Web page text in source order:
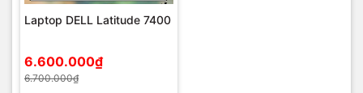
Laptop DELL Latitude 7400
6.600.000₫
6.700.000₫